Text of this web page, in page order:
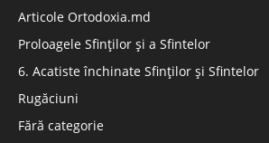
Articole Ortodoxia.md
Proloagele Sfinților și a Sfintelor
6. Acatiste închinate Sfinților și Sfintelor
Rugăciuni
Fără categorie